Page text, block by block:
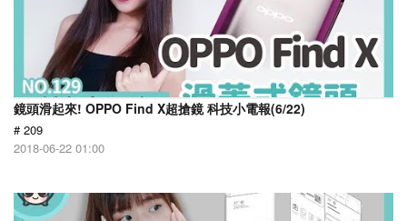
鏡頭滑起來! OPPO Find X超搶鏡 科技小電報(6/22)
# 209
2018-06-22 01:00